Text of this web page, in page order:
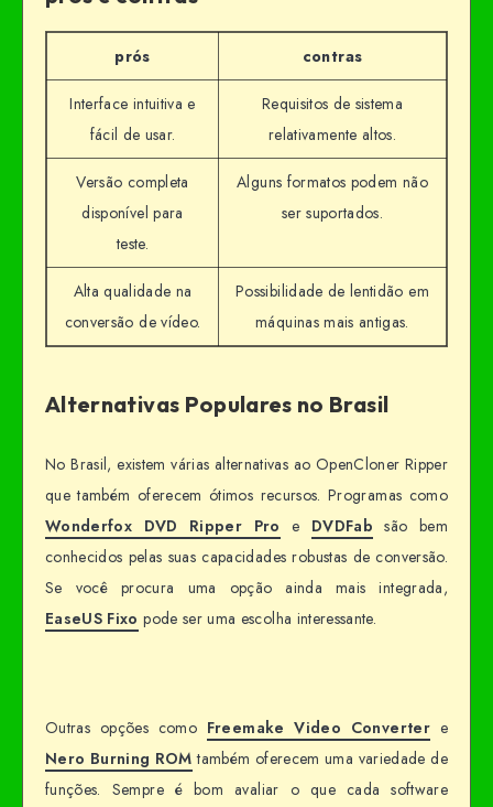
prós contras
Interface intuitiva e
fácil de usar.
Requisitos de sistema
relativamente altos.
Versão completa
disponível para
teste.
Alguns formatos podem não
ser suportados.
Alta qualidade na
conversão de vídeo.
Possibilidade de lentidão em
máquinas mais antigas.
Alternativas Populares no Brasil
No Brasil, existem várias alternativas ao OpenCloner Ripper
que também oferecem ótimos recursos. Programas como
Wonderfox DVD Ripper Pro e DVDFab são bem
conhecidos pelas suas capacidades robustas de conversão.
Se você procura uma opção ainda mais integrada,
EaseUS Fixo pode ser uma escolha interessante.
Outras opções como Freemake Video Convertere
Nero Burning ROM também oferecem uma variedade de
funções. Sempre é bom avaliar o que cada software